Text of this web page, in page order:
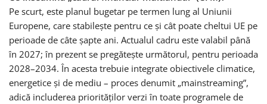
Pe scurt, este planul bugetar pe termen lung al Uniunii
Europene, care stabilește pentru ce și cât poate cheltui UE pe
perioade de câte șapte ani. Actualul cadru este valabil până
în 2027; în prezent se pregătește următorul, pentru perioada
2028–2034. În acesta trebuie integrate obiectivele climatice,
energetice și de mediu – proces denumit „mainstreaming”,
adică includerea priorităților verzi în toate programele de